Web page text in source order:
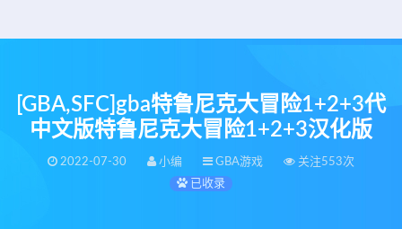
[GBA,SFC]gba特鲁尼克大冒险1+2+3代
中文版特鲁尼克大冒险1+2+3汉化版
2022-07-30 小编 GBA游戏
关注553次
已收录